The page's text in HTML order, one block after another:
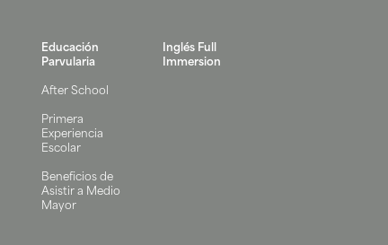
Educación
Parvularia
After School
Primera
Experiencia
Escolar
Beneficios de
Asistir a Medio
Mayor
Inglés Full
Immersion